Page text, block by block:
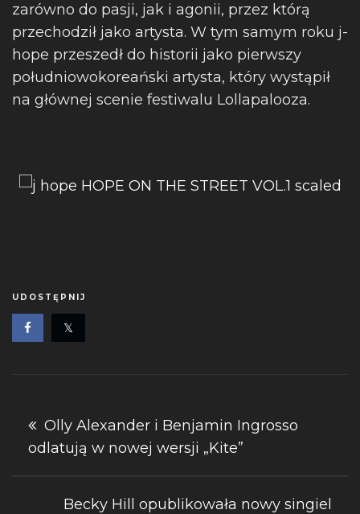
zarówno do pasji, jak i agonii, przez którą
przechodził jako artysta. W tym samym roku j-
hope przeszedł do historii jako pierwszy
południowokoreański artysta, który wystąpił
na głównej scenie festiwalu Lollapalooza.
UDOSTĘPNIJ
Nawigacja
wpisu
Olly Alexander i Benjamin Ingrosso
odlatują w nowej wersji „Kite”
Becky Hill opublikowała nowy singiel